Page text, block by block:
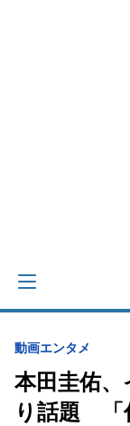
動画エンタメ
本田圭佑
り話題 「